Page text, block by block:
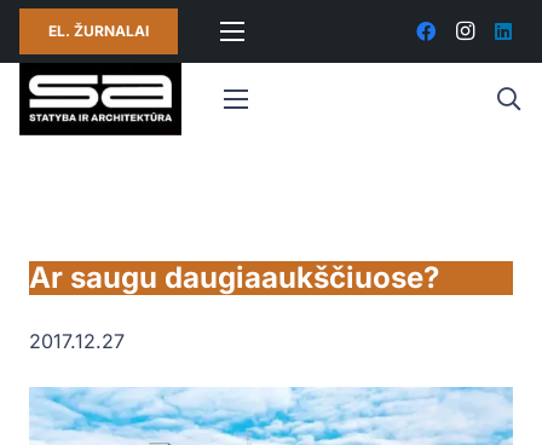
EL. ŽURNALAI
Ar saugu daugiaaukščiuose?
2017.12.27